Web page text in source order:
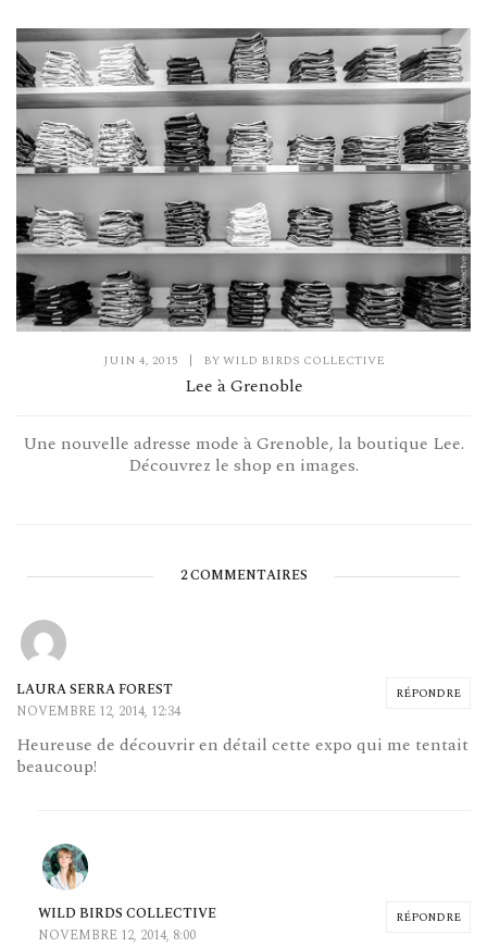
JUIN 4, 2015 | BYWILD BIRDS COLLECTIVE
Lee à Grenoble
Une nouvelle adresse mode à Grenoble, la boutique Lee.
Découvrez le shop en images.
2 COMMENTAIRES
RÉPONDRE
LAURA SERRA FOREST
NOVEMBRE 12, 2014, 12:34
Heureuse de découvrir en détail cette expo qui me tentait
beaucoup!
RÉPONDRE
WILD BIRDS COLLECTIVE
NOVEMBRE 12, 2014, 8:00